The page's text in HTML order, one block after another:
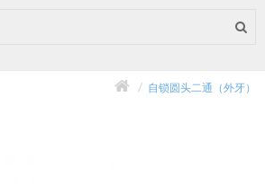
自锁圆头二通（外牙）